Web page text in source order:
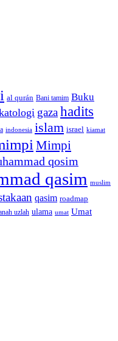
al qurán Bani tamim Buku
gazahadits
indonesia islam israel kiamat
Mimpi
qosim
qasim muslim
qasim roadmap
uzlah ulama umat Umat